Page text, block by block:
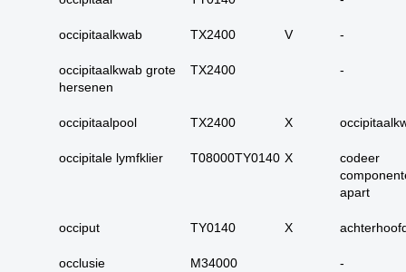
carcinoom
09. alle dubieus
11. alle carcinoma in
onbekend primair of
occipitaalkwab TX2400 V -
occipitaalkwab grote
hersenen
TX2400 -
occipitaalpool TX2400 X
occipitale lymfklier T08000TY0140 X
codeer
apart
occiput TY0140 X
occlusie M34000 -